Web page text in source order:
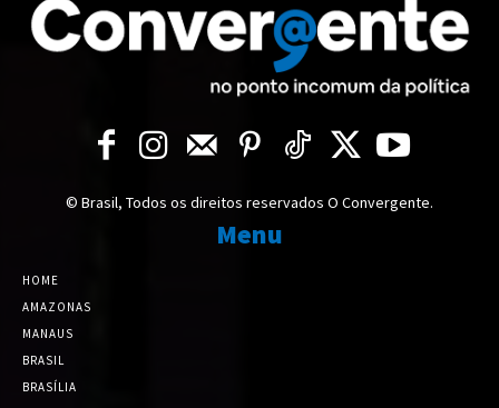
© Brasil, Todos os direitos reservados O Convergente.
Menu
HOME
AMAZONAS
MANAUS
BRASIL
BRASÍLIA